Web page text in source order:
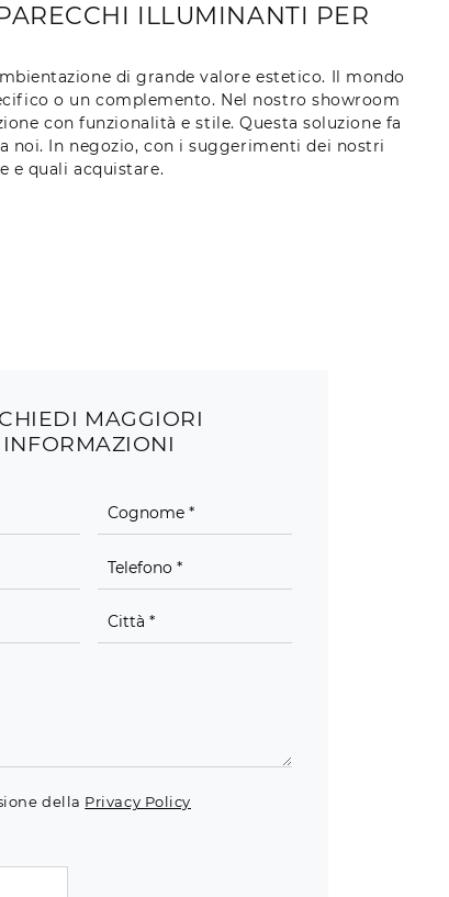
ILLUMINANTI PER
di grande valore estetico. Il mondo
o un complemento. Nel nostro showroom
con funzionalità e stile. Questa soluzione fa
noi. In negozio, con i suggerimenti dei nostri
e quali acquistare.
MAGGIORI
INFORMAZIONI
della Privacy Policy